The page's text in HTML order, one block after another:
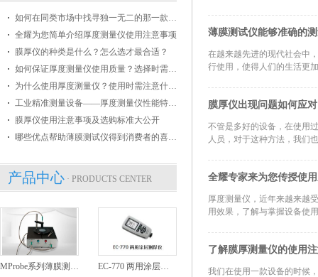
如何在同类市场中找寻独一无二的那一款膜厚仪
全耀为您简单介绍厚度测量仪使用注意事项
膜厚仪的种类是什么？怎么选才最合适？
如何保证厚度测量仪使用质量？选择时需掌握哪些条件？
为什么使用厚度测量仪？使用时需注意什么？
工业精准测量设备——厚度测量仪性能特点介绍
膜厚仪使用注意事项及选购标准大公开
哪些优点帮助薄膜测试仪得到消费者的喜爱？
产品中心 · PRODUCTS CENTER
MProbe系列薄膜测厚仪 EC-770 两用涂层测厚仪
薄膜测试仪能够准确的
在越来越先进的现代社会中
行使用，使得人们的生活更
膜厚仪出现问题如何应
不管是多好的设备，在使用
人员，对于这种方法，我们
全耀专家来为您传授使
厚度测量仪，近年来越来越
用效果，了解与掌握设备使
了解膜厚测量仪的使用
我们在使用一款设备的时候